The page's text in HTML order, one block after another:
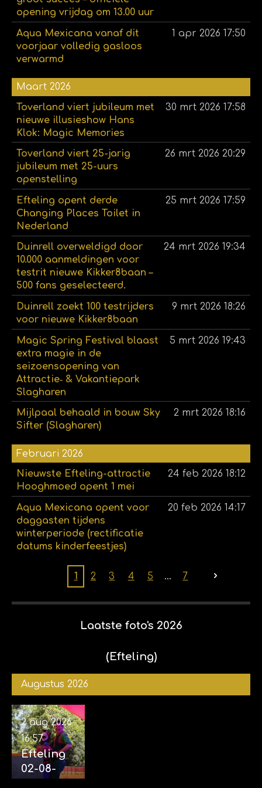
opening vrijdag om 13.00 uur
Aqua Mexicana vanaf dit
voorjaar volledig gasloos
verwarmd
1 apr 2026 17:50
Maart 2026
Toverland viert jubileum met
nieuwe illusieshow Hans
Klok: Magic Memories
30 mrt 2026 17:58
Toverland viert 25-jarig
jubileum met 25-uurs
openstelling
26 mrt 2026 20:29
Efteling opent derde
Changing Places Toilet in
Nederland
25 mrt 2026 17:59
Duinrell overweldigd door
10.000 aanmeldingen voor
testrit nieuwe Kikker8baan –
500 fans geselecteerd.
24 mrt 2026 19:34
Duinrell zoekt 100 testrijders
voor nieuwe Kikker8baan
9 mrt 2026 18:26
Magic Spring Festival blaast
extra magie in de
seizoensopening van
Attractie‑ & Vakantiepark
Slagharen
5 mrt 2026 19:43
Mijlpaal behaald in bouw Sky
Sifter (Slagharen)
2 mrt 2026 18:16
Februari 2026
Nieuwste Efteling-attractie
Hooghmoed opent 1 mei
24 feb 2026 18:12
Aqua Mexicana opent voor
daggasten tijdens
winterperiode (rectificatie
datums kinderfeestjes)
20 feb 2026 14:17
1 2 3 4 5 7
Laatste foto's 2026
(Efteling)
Augustus 2026
Efteling
02-08-
2 aug 2026
16:57